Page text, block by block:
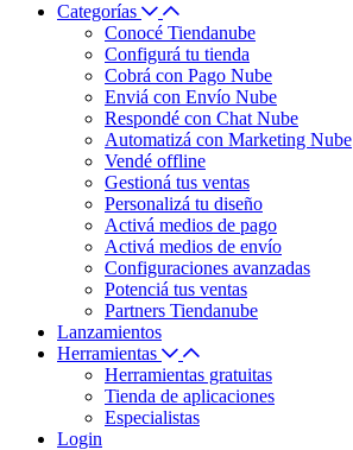
Categorías
Conocé Tiendanube
Configurá tu tienda
Cobrá con Pago Nube
Enviá con Envío Nube
Respondé con Chat Nube
Automatizá con Marketing Nube
Vendé offline
Gestioná tus ventas
Personalizá tu diseño
Activá medios de pago
Activá medios de envío
Configuraciones avanzadas
Potenciá tus ventas
Partners Tiendanube
Lanzamientos
Herramientas
Herramientas gratuitas
Tienda de aplicaciones
Especialistas
Login